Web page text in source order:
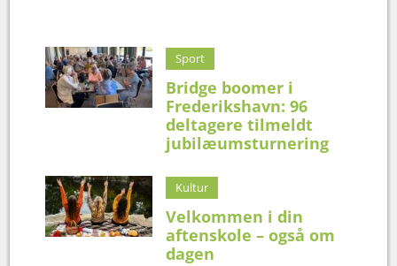
Sport
Bridge boomer i
Frederikshavn: 96
deltagere tilmeldt
jubilæumsturnering
Kultur
Velkommen i din
aftenskole – også om
dagen